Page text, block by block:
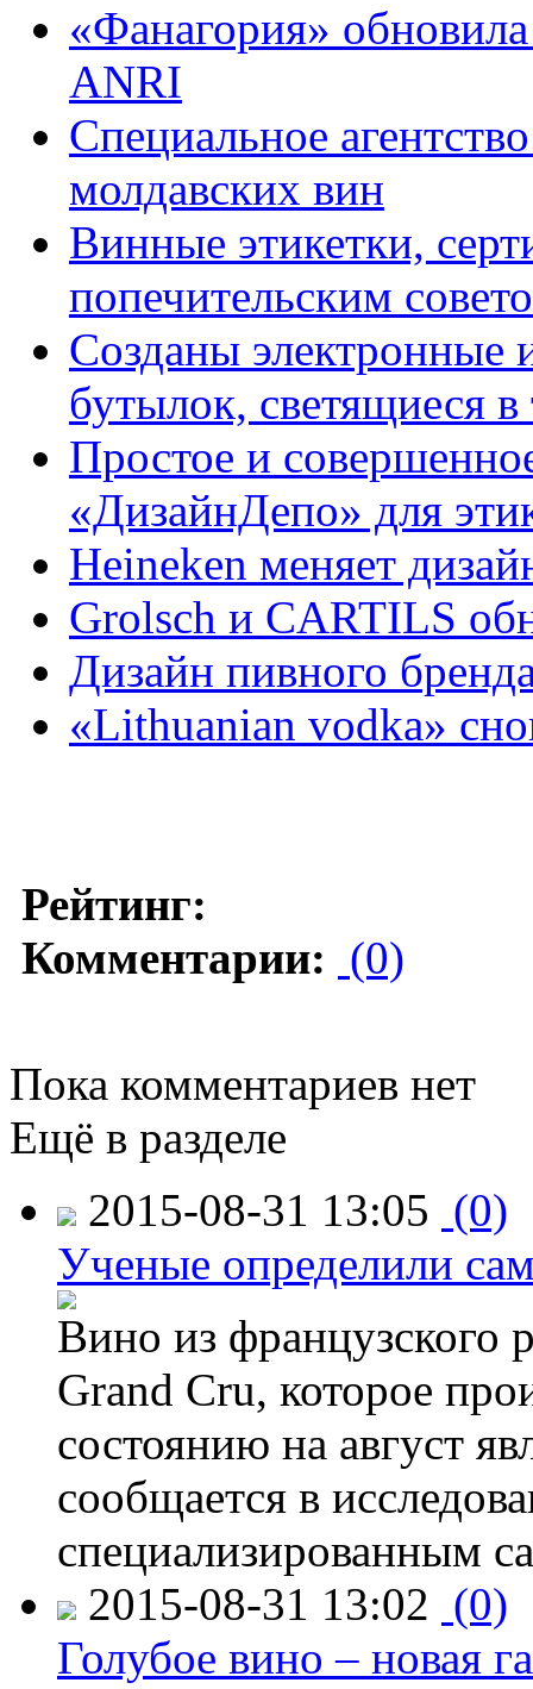
«Фанагория»
ANRI
Специальное
молдавских вин
Винные этикетки,
попечительским
Созданы электронные
бутылок, светящиеся в
Простое и
«ДизайнДепо» для
Heineken меняет
Grolsch и CARTILS
Дизайн пивного
«Lithuanian vodka»
Рейтинг:
Комментарии: (0)
Пока комментариев нет
Ещё в разделе
2015-08-31 13:05 (0)
Ученые определили
Вино из французского
Grand Cru, которое
состоянию на август
сообщается в
специализированным
2015-08-31 13:02 (0)
Голубое вино – новая